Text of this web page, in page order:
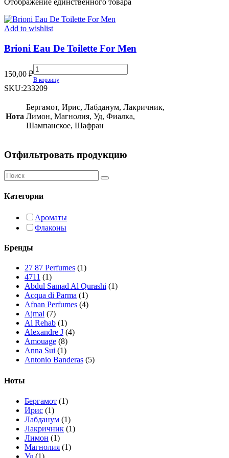
Отображение единственного товара
Add to wishlist
Brioni Eau De Toilette For Men
150,00 ₽
Brioni
Eau
De
For
Men
quantity
В корзину
SKU:233209
Нота
Бергамот, Ирис, Лабданум, Лакричник,
Лимон, Магнолия, Уд, Фиалка,
Шампанское, Шафран
Отфильтровать продукцию
Категории
Ароматы
Флаконы
Бренды
27 87 Perfumes (1)
4711 (1)
Abdul Samad Al Qurashi (1)
Acqua di Parma (1)
Afnan Perfumes (4)
Ajmal (7)
Al Rehab (1)
Alexandre J (4)
Amouage (8)
Anna Sui (1)
Antonio Banderas (5)
Armaf
Armand Basi
Asdaaf (4)
Atelier Cologne
Attar Collection
Azzaro (2)
Bath & Body Works
Ноты
Бергамот (1)
Ирис (1)
Лабданум (1)
Лакричник (1)
Лимон (1)
Магнолия (1)
Уд (1)